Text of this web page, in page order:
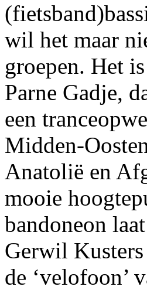
wil het maar
groepen. Het
Parne Gadje,
een
Midden-
Anatolië en
mooie
bandoneon
Gerwil
de ‘velofoon’